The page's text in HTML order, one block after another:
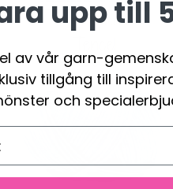
upp till
av vår garn-
tillgång till
och